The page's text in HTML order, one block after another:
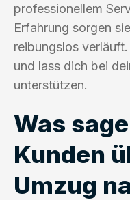
professionellem
Erfahrung sorgen
reibungslos
und lass dich bei
unterstützen.
Was
Kunden
Umzug